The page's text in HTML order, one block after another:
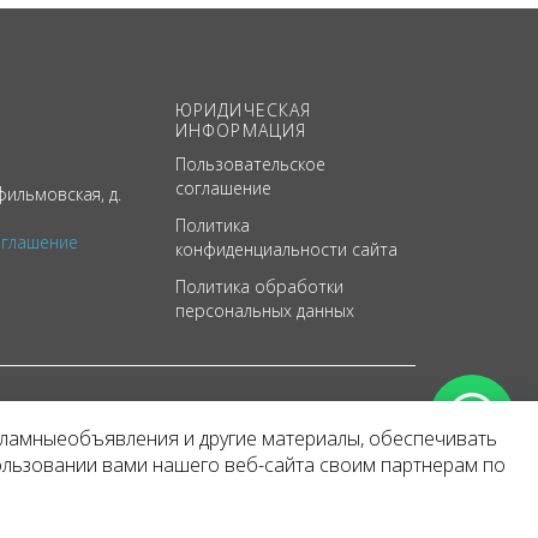
д.
ЮРИДИЧЕСКАЯ
ИНФОРМАЦИЯ
Пользовательское
соглашение
Политика
конфиденциальности сайта
Политика обработки
персональных данных
и другие материалы, обеспечивать
вами нашего веб-сайта своим партнерам по